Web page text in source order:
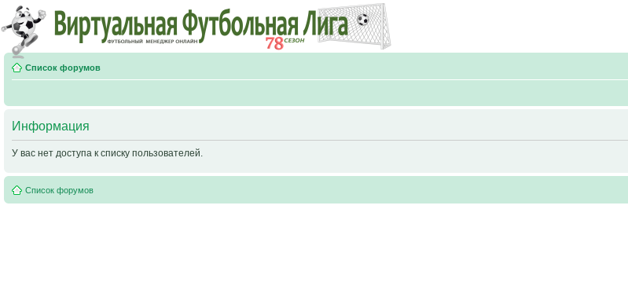
Список форумов
Информация
У вас нет доступа к списку пользователей.
Список форумов